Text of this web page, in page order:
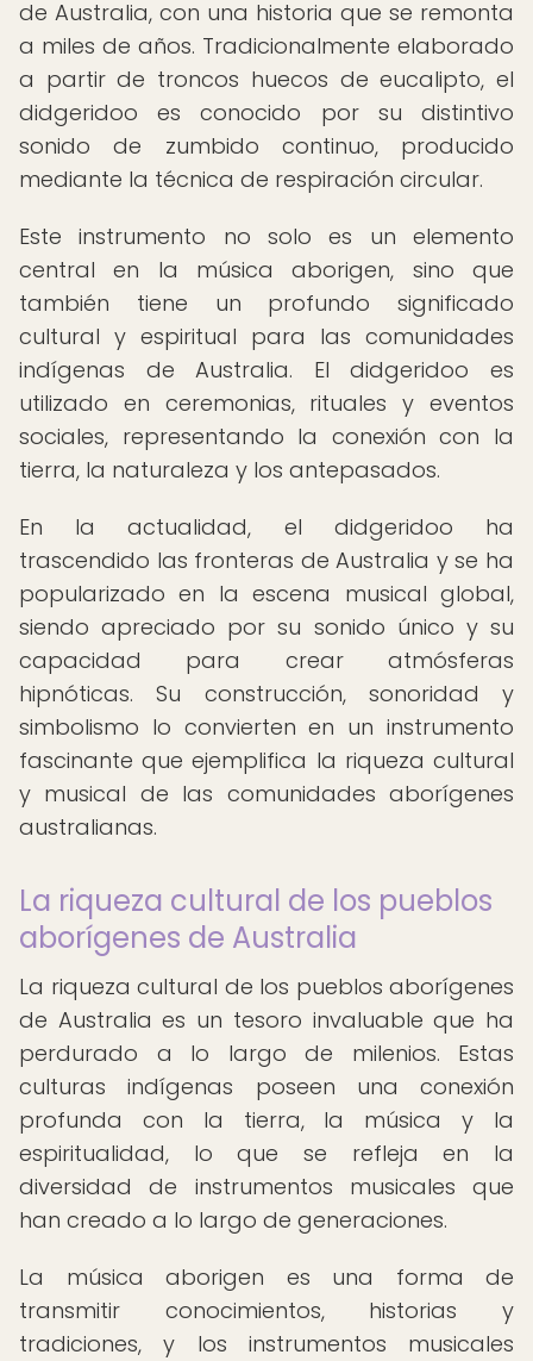
de Australia, con una historia que se remonta
a miles de años. Tradicionalmente elaborado
a partir de troncos huecos de eucalipto, el
didgeridoo es conocido por su distintivo
sonido de zumbido continuo, producido
mediante la técnica de respiración circular.
Este instrumento no solo es un elemento
central en la música aborigen, sino que
también tiene un profundo significado
cultural y espiritual para las comunidades
indígenas de Australia. El didgeridoo es
utilizado en ceremonias, rituales y eventos
sociales, representando la conexión con la
tierra, la naturaleza y los antepasados.
En la actualidad, el didgeridoo ha
trascendido las fronteras de Australia y se ha
popularizado en la escena musical global,
siendo apreciado por su sonido único y su
capacidad para crear atmósferas
hipnóticas. Su construcción, sonoridad y
simbolismo lo convierten en un instrumento
fascinante que ejemplifica la riqueza cultural
y musical de las comunidades aborígenes
australianas.
La riqueza cultural de los pueblos
aborígenes de Australia
La riqueza cultural de los pueblos aborígenes
de Australia es un tesoro invaluable que ha
perdurado a lo largo de milenios. Estas
culturas indígenas poseen una conexión
profunda con la tierra, la música y la
espiritualidad, lo que se refleja en la
diversidad de instrumentos musicales que
han creado a lo largo de generaciones.
La música aborigen es una forma de
transmitir conocimientos, historias y
tradiciones, y los instrumentos musicales